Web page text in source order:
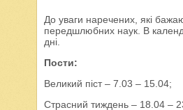
До уваги наречених, які
передшлюбних наук. В
дні.
Пости:
Великий піст – 7.03 – 15.04;
Страсний тиждень – 18.04 –